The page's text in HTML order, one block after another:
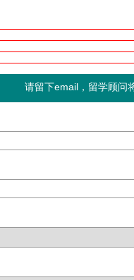
请留下email，留学顾问